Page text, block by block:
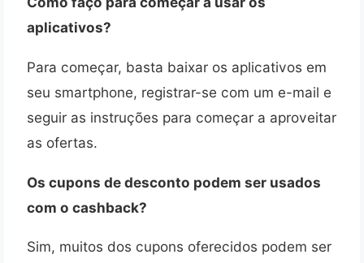
aplicativos?
Para começar, basta baixar os aplicativos em
seu smartphone, registrar-se com um e-mail e
seguir as instruções para começar a aproveitar
as ofertas.
Os cupons de desconto podem ser usados
com o cashback?
Sim, muitos dos cupons oferecidos podem ser